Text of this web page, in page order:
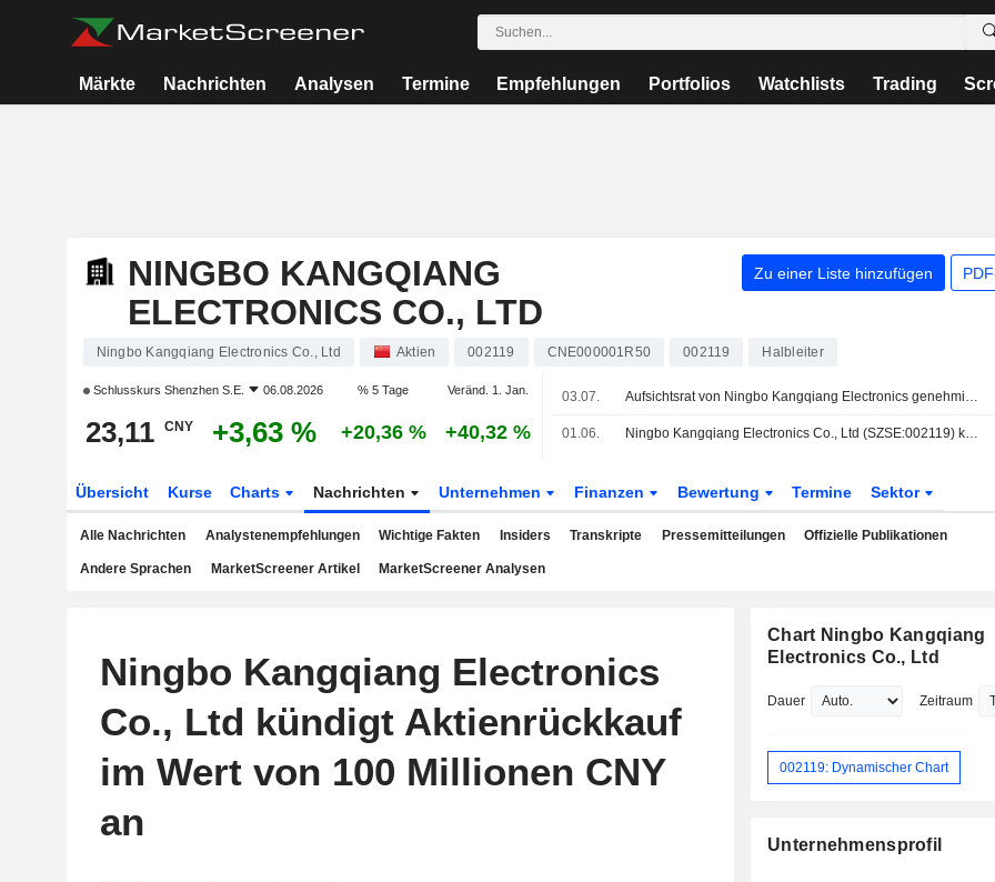
Märkte Nachrichten Analysen Termine Empfehlungen Portfolios Watchlists Trading
NINGBO KANGQIANG
ELECTRONICS CO., LTD
Zu einer Liste hinzufügen
Ningbo Kangqiang Electronics Co., Ltd Aktien 002119 CNE000001R50 002119 Halbleiter
Schlusskurs Shenzhen S.E. 06.08.2026 % 5 Tage Veränd. 1. Jan.
23,11 CNY +3,63 % +20,36 % +40,32 %
03.07. Aufsichtsrat von Ningbo Kangqiang Electronics genehmigt neue Niederlassung in Hangzhou, China
01.06. Ningbo Kangqiang Electronics Co., Ltd (SZSE:002119) kündigt Aktienrückkauf im Wert von 130 Mio. CNY an.
Übersicht Kurse Charts Nachrichten Unternehmen Finanzen Bewertung Termine Sektor
Alle Nachrichten Analystenempfehlungen Wichtige Fakten Insiders Transkripte Pressemitteilungen Offizielle Publikationen
Andere Sprachen MarketScreener Artikel MarketScreener Analysen
Ningbo Kangqiang Electronics
Co., Ltd kündigt Aktienrückkauf
im Wert von 100 Millionen CNY
an
Chart Ningbo Kangqiang
Electronics Co., Ltd
Dauer Zeitraum
002119: Dynamischer Chart
Unternehmensprofil